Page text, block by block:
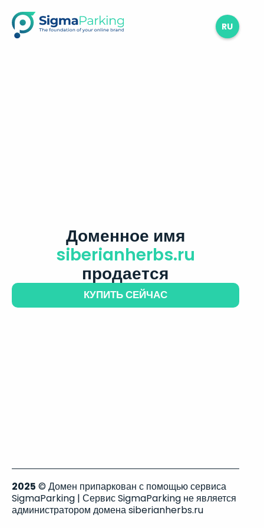
RU
Доменное имя
siberianherbs.ru
продается
КУПИТЬ СЕЙЧАС
2025 © Домен припаркован с помощью сервиса
SigmaParking | Сервис SigmaParking не является
администратором домена siberianherbs.ru